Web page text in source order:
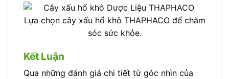
Lựa chọn cây xấu hổ khô THAPHACO để chăm
sóc sức khỏe.
Kết Luận
Qua những đánh giá chi tiết từ góc nhìn của